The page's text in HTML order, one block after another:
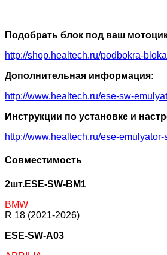
Подобрать блок под ваш
http://shop.healtech.ru/podbokra-bloka
Дополнительная информация:
http://www.healtech.ru/ese-sw-
Инструкции по установке и
http://www.healtech.ru/ese-
Совместимость
2шт.ESE-SW-BM1
BMW
R 18 (2021-2026)
ESE-SW-A03